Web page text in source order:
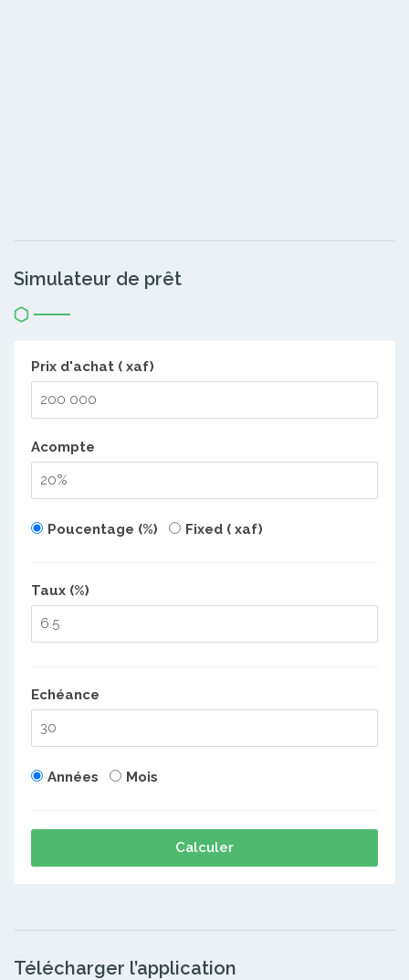
Simulateur de prêt
Prix d'achat ( xaf)
Acompte
Poucentage (%) Fixed ( xaf)
Taux (%)
Echéance
Années Mois
Calculer
Télécharger l’application